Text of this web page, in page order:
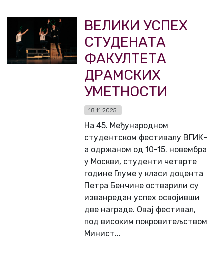
ВЕЛИКИ УСПЕХ
СТУДЕНАТА
ФАКУЛТЕТА
ДРАМСКИХ
УМЕТНОСТИ
18.11.2025.
На 45. Међународном
студентском фестивалу ВГИК-
а одржаном од 10-15. новембра
у Москви, студенти четврте
године Глуме у класи доцента
Петра Бенчине остварили су
изванредан успех освојивши
две награде. Овај фестивал,
под високим покровитељством
Минист...